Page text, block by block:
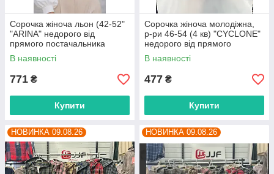
Сорочка жіноча льон (42-52"
"ARINA" недорого від
прямого постачальника
В наявності
771 ₴
Купити
Сорочка жіноча молодіжна,
р-ри 46-54 (4 кв) "CYCLONE"
недорого від прямого
постачальника
В наявності
477 ₴
Купити
НОВИНКА 09.08.26 НОВИНКА 09.08.26